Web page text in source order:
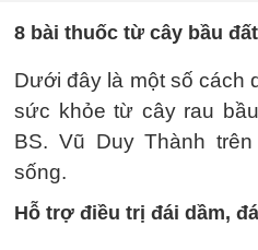
8 bài thuốc từ cây bầu đất
Dưới đây là một số cách
sức khỏe từ cây rau
BS. Vũ Duy Thành
sống.
Hỗ trợ điều trị đái dầm,